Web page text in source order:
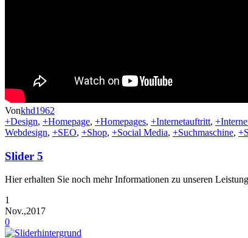
Vonkhd1962
+Design, +Homepage, +Homepages, +Internetauftritt,
Webdesign, +SEO, +Shop, +Social Media, +Suchmaschine,
Slider 5
Hier erhalten Sie noch mehr Informationen zu unseren
1
Nov.,2017
0